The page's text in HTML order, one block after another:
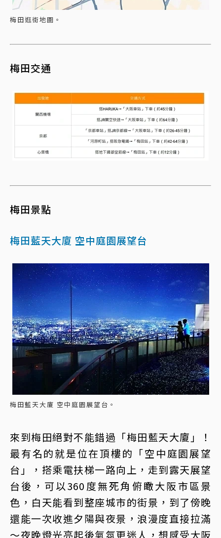
梅田逛街地圖。
梅田交通
梅田景點
梅田藍天大廈 空中庭園展望台
梅田藍天大廈 空中庭園展望台。
來到梅田絕對不能錯過「梅田藍天大廈」！
最有名的就是位在頂樓的「空中庭園展望
台」，搭乘電扶梯一路向上，走到露天展望
台後，可以360度無死角俯瞰大阪市區景
色，白天能看到整座城市的街景，到了傍晚
還能一次收進夕陽與夜景，浪漫度直接拉滿
～夜晚燈光亮起後氣氛更迷人，想感受大阪